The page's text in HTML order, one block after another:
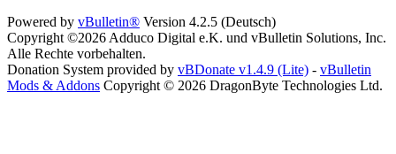
Powered by vBulletin® Version 4.2.5 (Deutsch)
Copyright ©2026 Adduco Digital e.K. und vBulletin Solutions, Inc.
Alle Rechte vorbehalten.
Donation System provided by vBDonate v1.4.9 (Lite) - vBulletin
Mods & Addons Copyright © 2026 DragonByte Technologies Ltd.